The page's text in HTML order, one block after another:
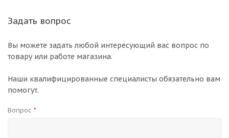
Задать вопрос
Вы можете задать любой интересующий вас вопрос по
товару или работе магазина.
Наши квалифицированные специалисты обязательно вам
помогут.
Вопрос *